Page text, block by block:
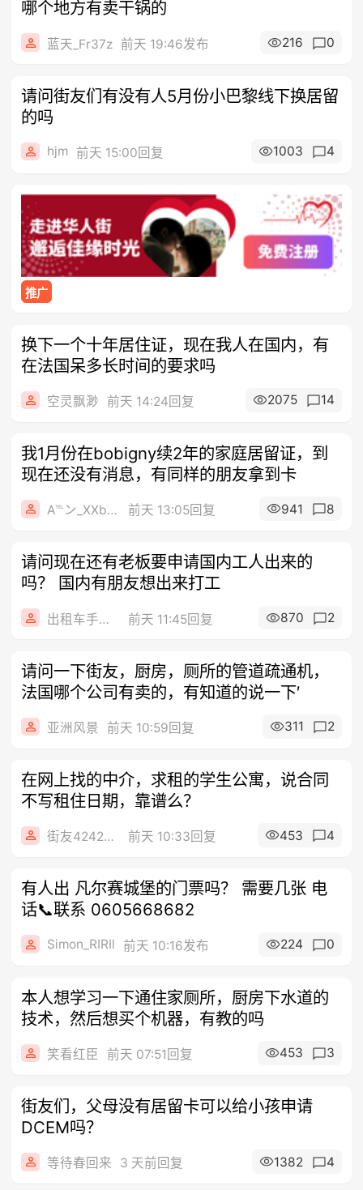
哪个地方有卖干锅的
蓝天_Fr37z 前天 19:46发布 216 0
请问街友们有没有人5月份小巴黎线下换居留
的吗
hjm 前天 15:00回复 1003 4
推广
换下一个十年居住证，现在我人在国内，有
在法国呆多长时间的要求吗
空灵飘渺 前天 14:24回复 2075 14
我1月份在bobigny续2年的家庭居留证，到
现在还没有消息，有同样的朋友拿到卡
A℡ン_XXb8x 前天 13:05回复 941 8
请问现在还有老板要申请国内工人出来的
吗？ 国内有朋友想出来打工
出租车手机0626 前天 11:45回复 870 2
请问一下街友，厨房，厕所的管道疏通机，
法国哪个公司有卖的，有知道的说一下′
亚洲风景 前天 10:59回复 311 2
在网上找的中介，求租的学生公寓，说合同
不写租住日期，靠谱么？
街友42424224 前天 10:33回复 453 4
有人出 凡尔赛城堡的门票吗？ 需要几张 电
话📞联系 0605668682
Simon_RIRIl 前天 10:16发布 224 0
本人想学习一下通住家厕所，厨房下水道的
技术，然后想买个机器，有教的吗
笑看红臣 前天 07:51回复 453 3
街友们，父母没有居留卡可以给小孩申请
DCEM吗？
等待春回来 3 天前回复 1382 4